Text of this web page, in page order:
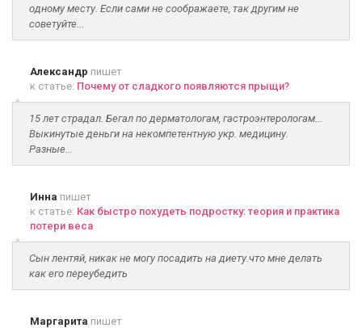
одному месту. Если сами не соображаете, так другим не
советуйте...
Александр пишет
к статье: Почему от сладкого появляются прыщи?
15 лет страдал. Бегал по дерматологам, гастроэнтерологам...
Выкинутые деньги на некомпетентную укр. медицину.
Разные...
Инна пишет
к статье: Как быстро похудеть подростку: теория и практика
потери веса
Сын лентяй, никак не могу посадить на диету.что мне делать
как его переубедить
Маргарита пишет